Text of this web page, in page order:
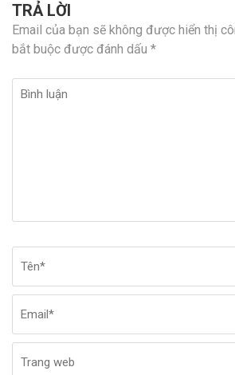
TRẢ LỜI
Email của bạn sẽ không được hiển thị
bắt buộc được đánh dấu *
Bình